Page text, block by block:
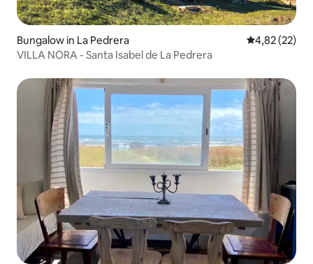
Bungalow in La Pedrera Gemiddelde
4,82 (22)
VILLA NORA - Santa Isabel de La Pedrera